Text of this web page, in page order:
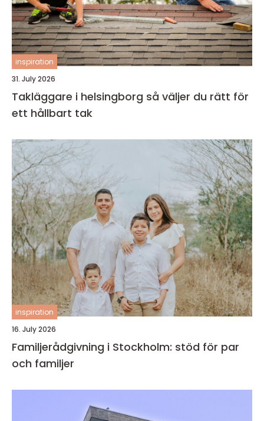
inspiration
31. July 2026
Takläggare i helsingborg så väljer du rätt för
ett hållbart tak
inspiration
16. July 2026
Familjerådgivning i Stockholm: stöd för par
och familjer